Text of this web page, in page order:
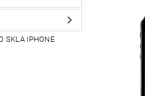
SKLA IPHONE